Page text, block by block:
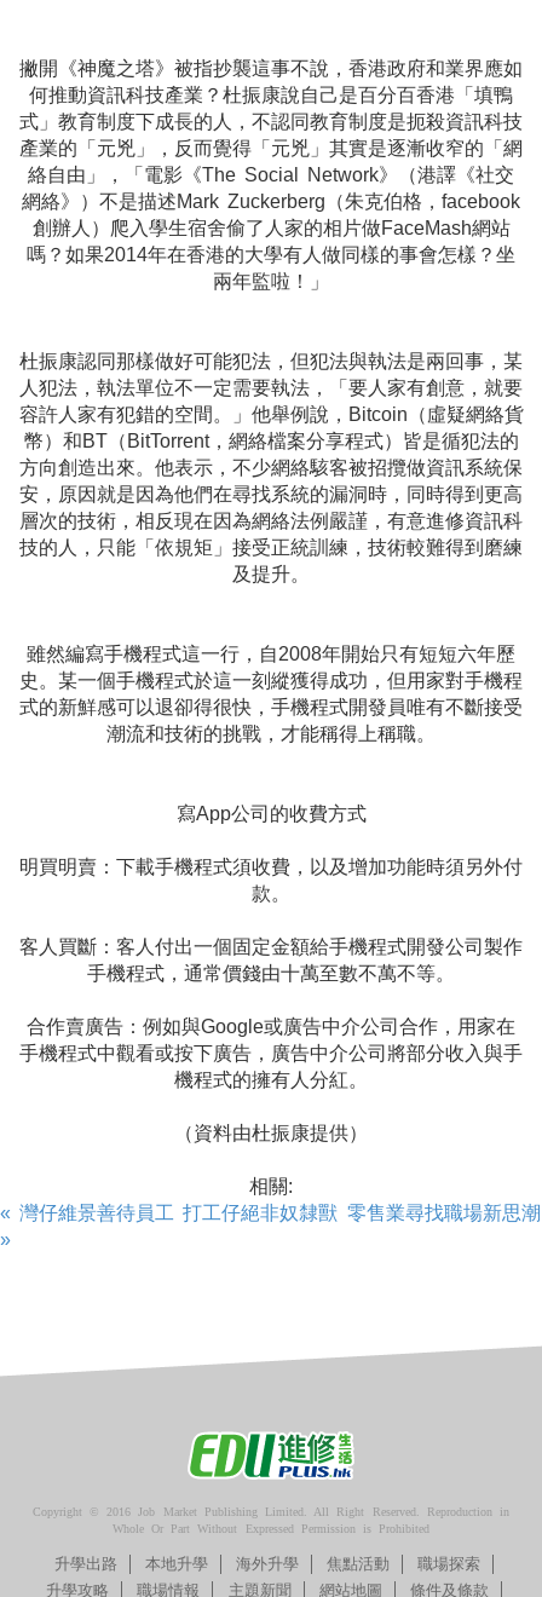
撇開《神魔之塔》被指抄襲這事不說，香港政府和業界應如
何推動資訊科技產業？杜振康說自己是百分百香港「填鴨
式」教育制度下成長的人，不認同教育制度是扼殺資訊科技
產業的「元兇」，反而覺得「元兇」其實是逐漸收窄的「網
絡自由」，「電影《The Social Network》（港譯《社交
網絡》）不是描述Mark Zuckerberg（朱克伯格，facebook
創辦人）爬入學生宿舍偷了人家的相片做FaceMash網站
嗎？如果2014年在香港的大學有人做同樣的事會怎樣？坐
兩年監啦！」
杜振康認同那樣做好可能犯法，但犯法與執法是兩回事，某
人犯法，執法單位不一定需要執法，「要人家有創意，就要
容許人家有犯錯的空間。」他舉例說，Bitcoin（虛疑網絡貨
幣）和BT（BitTorrent，網絡檔案分享程式）皆是循犯法的
方向創造出來。他表示，不少網絡駭客被招攬做資訊系統保
安，原因就是因為他們在尋找系統的漏洞時，同時得到更高
層次的技術，相反現在因為網絡法例嚴謹，有意進修資訊科
技的人，只能「依規矩」接受正統訓練，技術較難得到磨練
及提升。
雖然編寫手機程式這一行，自2008年開始只有短短六年歷
史。某一個手機程式於這一刻縱獲得成功，但用家對手機程
式的新鮮感可以退卻得很快，手機程式開發員唯有不斷接受
潮流和技術的挑戰，才能稱得上稱職。
寫App公司的收費方式
明買明賣：下載手機程式須收費，以及增加功能時須另外付
款。
客人買斷：客人付出一個固定金額給手機程式開發公司製作
手機程式，通常價錢由十萬至數不萬不等。
合作賣廣告：例如與Google或廣告中介公司合作，用家在
手機程式中觀看或按下廣告，廣告中介公司將部分收入與手
機程式的擁有人分紅。
（資料由杜振康提供）
相關:
« 灣仔維景善待員工 打工仔絕非奴隸獸 零售業尋找職場新思潮
»
Copyright © 2016 Job Market Publishing Limited. All Right Reserved. Reproduction in
Whole Or Part Without Expressed Permission is Prohibited
升學出路 本地升學 海外升學 焦點活動
職場探索
升學攻略
職場情報 主題新聞 網站地圖 條件及條款